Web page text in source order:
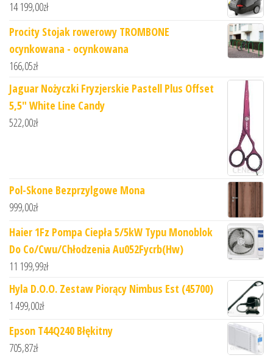
14 199,00zł
Procity Stojak rowerowy TROMBONE
ocynkowana - ocynkowana
166,05zł
Jaguar Nożyczki Fryzjerskie Pastell Plus Offset
5,5" White Line Candy
522,00zł
Pol-Skone Bezprzylgowe Mona
999,00zł
Haier 1Fz Pompa Ciepła 5/5kW Typu Monoblok
Do Co/Cwu/Chłodzenia Au052Fycrb(Hw)
11 199,99zł
Hyla D.O.O. Zestaw Piorący Nimbus Est (45700)
1 499,00zł
Epson T44Q240 Błękitny
705,87zł